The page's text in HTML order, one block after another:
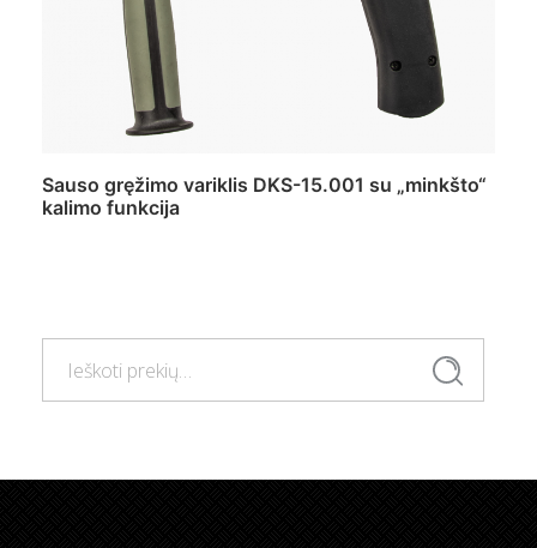
Ieškoti
Sauso gręžimo variklis DKS-15.001 su „minkšto“
kalimo funkcija